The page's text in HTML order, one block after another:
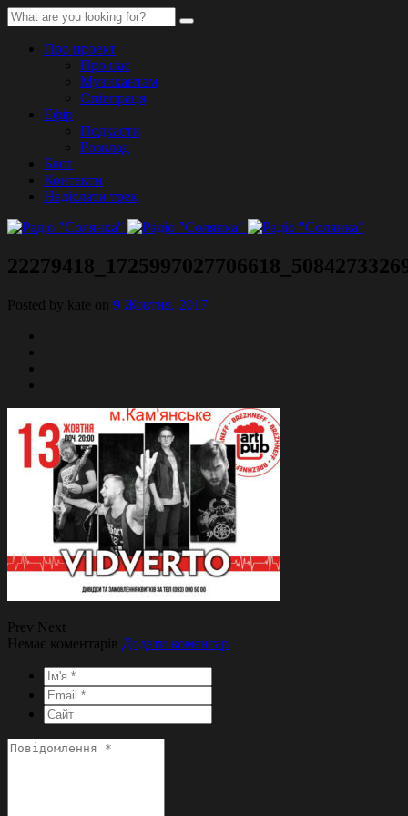
Про проект
Про нас
Музикантам
Співпраця
Ефір
Подкасти
Розклад
Блог
Контакти
Надіслати трек
Posted by kate on 9 Жовтня, 2017
Prev Next
Немає коментарів Додати коментар